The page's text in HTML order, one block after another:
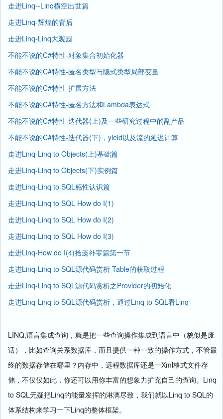
走进Linq--Linq横空出世篇
走进Linq-辉煌的背后
走进Linq-Linq大观园
不能不说的C#特性-对象集合初始化器
不能不说的C#特性-匿名类型与隐式类型局部变量
不能不说的C#特性-扩展方法
不能不说的C#特性-匿名方法和Lambda表达式
不能不说的C#特性-迭代器(上)及一些研究过程中的副产品
不能不说的C#特性-迭代器(下)，yield以及流的延迟计算
走进Linq-Linq to Objects(上)基础篇
走进Linq-Linq to Objects(下)实例篇
走进Linq-Linq to SQL感性认识篇
走进Linq-Linq to SQL How do I(1)
走进Linq-Linq to SQL How do I(2)
走进Linq-Linq to SQL How do I(3)
走进Linq-How do I(4)拾遗补零篇第一节
走进Linq-Linq to SQL源代码赏析 Table的获取过程
走进Linq-Linq to SQL源代码赏析之Provider的初始化
走进Linq-Linq to SQL源代码赏析，通过Linq to SQL看Linq
LINQ,语言集成查询，就是把一些查询操作集成到语言中（貌似是废
话），比如查询关系数据库，而且提供一种一致的操作方式，不管最
终的数据存储在哪里？内存中，远程数据库还是一Xml格式文件存
储，不仅仅如此，你还可以用你丰富的想象力扩充自己的查询。 Linq
to SQL无疑把Linq的能量发挥的淋漓尽致，我们就以Linq to SQL的
体系结构来学习一下Linq的整体框架。